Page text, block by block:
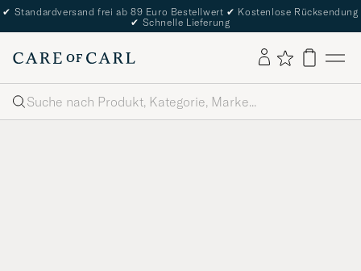
✔ Standardversand frei ab 89 Euro Bestellwert ✔ Kostenlose Rücksendung
✔ Schnelle Lieferung
Suche